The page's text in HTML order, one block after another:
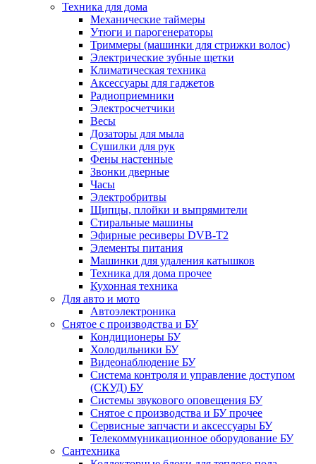
Техника для дома
Механические таймеры
Утюги и парогенераторы
Триммеры (машинки для стрижки волос)
Электрические зубные щетки
Климатическая техника
Аксессуары для гаджетов
Радиоприемники
Электросчетчики
Весы
Дозаторы для мыла
Сушилки для рук
Фены настенные
Звонки дверные
Часы
Электробритвы
Щипцы, плойки и выпрямители
Стиральные машины
Эфирные ресиверы DVB-T2
Элементы питания
Машинки для удаления катышков
Техника для дома прочее
Кухонная техника
Для авто и мото
Автоэлектроника
Снятое с производства и БУ
Кондиционеры БУ
Холодильники БУ
Видеонаблюдение БУ
Система контроля и управление доступом
(СКУД) БУ
Системы звукового оповещения БУ
Снятое с производства и БУ прочее
Сервисные запчасти и аксессуары БУ
Телекоммуникационное оборудование БУ
Сантехника